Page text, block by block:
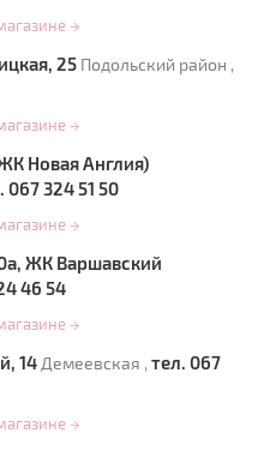
→
25 Подольский район ,
→
Новая Англия)
067 324 51 50
→
ЖК Варшавский
46 54
→
14 Демеевская , тел. 067
→